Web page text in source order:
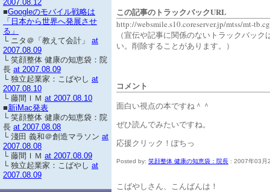
この記事のトラックバックURL
http://websmile.s10.coreserver.jp/mtss/mt-
（宣伝や記事に関係のないトラックバック
い。削除することがあります。）
コメント
面白い視点の本ですね＾＾
ぜひ読んでみたいですね。
応援クリック！ぽちっ
Posted by: 笑顔整体 健康の知恵袋：院長 : 2007年03月
こばやしさん、こんばんは！
2007.08.12
■Googleのモバイル戦略は
「日本から世界へ発展させ
る」
└ ニタ＠「教えて会計」 at
2007.08.09
└ 笑顔整体 健康の知恵袋：院
長 at 2007.08.09
└ 独立起業家：こばやし at
2007.08.10
└ 藤間ＩＭ at 2007.08.10
■新iMac発表
└ 笑顔整体 健康の知恵袋：院
長 at 2007.08.08
└ 淺田 義和＠創造マラソン at
2007.08.08
└ 藤間ＩＭ at 2007.08.09
└ 独立起業家：こばやし at
2007.08.09